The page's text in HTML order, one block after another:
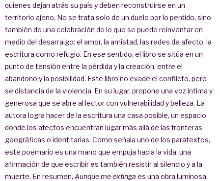
quienes dejan atrás su país y deben reconstruirse en un
territorio ajeno. No se trata solo de un duelo por lo perdido, sino
también de una celebración de lo que se puede reinventar en
medio del desarraigo: el amor, la amistad, las redes de afecto, la
escritura como refugio. En ese sentido, el libro se sitúa en un
punto de tensión entre la pérdida y la creación, entre el
abandono y la posibilidad. Este libro no evade el conflicto, pero
se distancia de la violencia. En su lugar, propone una voz íntima y
generosa que se abre al lector con vulnerabilidad y belleza. La
autora logra hacer de la escritura una casa posible, un espacio
donde los afectos encuentran lugar más allá de las fronteras
geográficas o identitarias. Como señala uno de los paratextos,
este poemario es una mano que empuja hacia la vida, una
afirmación de que escribir es también resistir al silencio y a la
muerte. En resumen, Aunque me extinga es una obra luminosa,